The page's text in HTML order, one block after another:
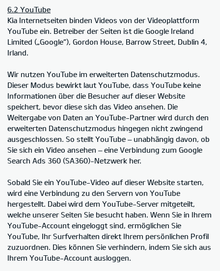
6.2 YouTube
Kia Internetseiten binden Videos von der Videoplattform
YouTube ein. Betreiber der Seiten ist die Google Ireland
Limited („Google“), Gordon House, Barrow Street, Dublin 4,
Irland.
Wir nutzen YouTube im erweiterten Datenschutzmodus.
Dieser Modus bewirkt laut YouTube, dass YouTube keine
Informationen über die Besucher auf dieser Website
speichert, bevor diese sich das Video ansehen. Die
Weitergabe von Daten an YouTube-Partner wird durch den
erweiterten Datenschutzmodus hingegen nicht zwingend
ausgeschlossen. So stellt YouTube – unabhängig davon, ob
Sie sich ein Video ansehen – eine Verbindung zum Google
Search Ads 360 (SA360)-Netzwerk her.
Sobald Sie ein YouTube-Video auf dieser Website starten,
wird eine Verbindung zu den Servern von YouTube
hergestellt. Dabei wird dem YouTube-Server mitgeteilt,
welche unserer Seiten Sie besucht haben. Wenn Sie in Ihrem
YouTube-Account eingeloggt sind, ermöglichen Sie
YouTube, Ihr Surfverhalten direkt Ihrem persönlichen Profil
zuzuordnen. Dies können Sie verhindern, indem Sie sich aus
Ihrem YouTube-Account ausloggen.